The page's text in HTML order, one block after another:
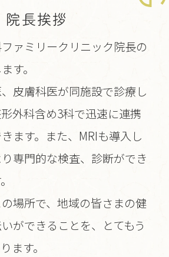
院長挨拶
ァミリークリニック院長の
す。
皮膚科医が同施設で診療し
外科含め3科で迅速に連携
ます。また、MRIも導入し
専門的な検査、診断ができ
場所で、地域の皆さまの健
ができることを、とてもう
ます。